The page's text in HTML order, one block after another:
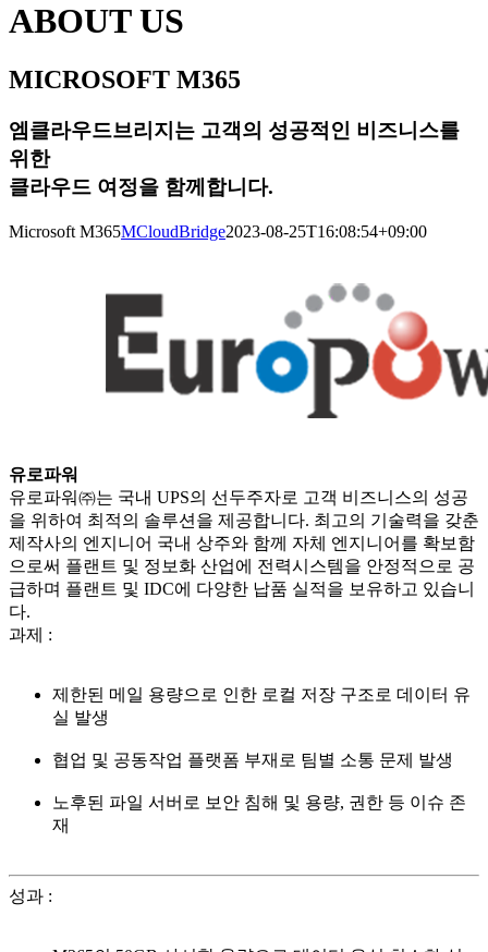
ABOUT US
MICROSOFT M365
엠클라우드브리지는 고객의 성공적인 비즈니스를
위한
클라우드 여정을 함께합니다.
Microsoft M365MCloudBridge2023-08-25T16:08:54+09:00
유로파워
유로파워㈜는 국내 UPS의 선두주자로 고객 비즈니스의 성공
을 위하여 최적의 솔루션을 제공합니다. 최고의 기술력을 갖춘
제작사의 엔지니어 국내 상주와 함께 자체 엔지니어를 확보함
으로써 플랜트 및 정보화 산업에 전력시스템을 안정적으로 공
급하며 플랜트 및 IDC에 다양한 납품 실적을 보유하고 있습니
다.
과제 :
제한된 메일 용량으로 인한 로컬 저장 구조로 데이터 유
실 발생
협업 및 공동작업 플랫폼 부재로 팀별 소통 문제 발생
노후된 파일 서버로 보안 침해 및 용량, 권한 등 이슈 존
재
성과 :